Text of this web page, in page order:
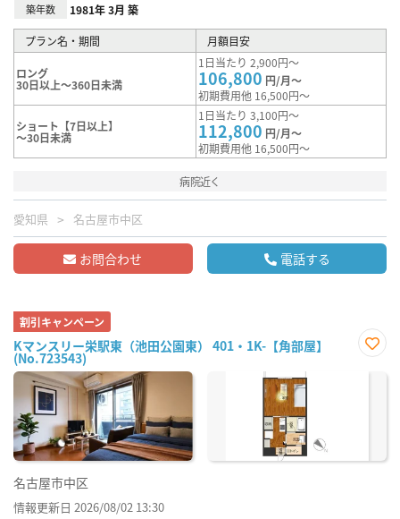
築年数 1981年 3月 築
プラン名・期間 月額目安
ロング
30日以上～360日未満
1日当たり 2,900円～
106,800 円/月～
初期費用他 16,500円～
ショート【7日以上】
～30日未満
1日当たり 3,100円～
112,800 円/月～
初期費用他 16,500円～
病院近く
愛知県 名古屋市中区
お問合わせ 電話する
割引キャンペーン
Kマンスリー栄駅東（池田公園東） 401・1K-【角部屋】
(No.723543)
に入
名古屋市中区
情報更新日 2026/08/02 13:30